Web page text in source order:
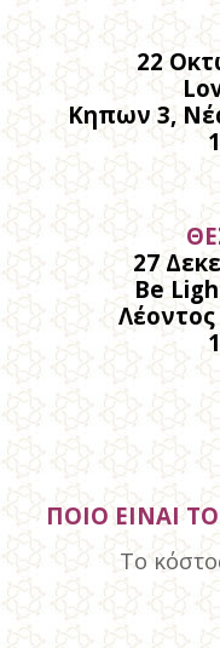
22
Κηπων 3,
27
Be
ΠΟΙΟ ΕΙΝΑΙ
Το